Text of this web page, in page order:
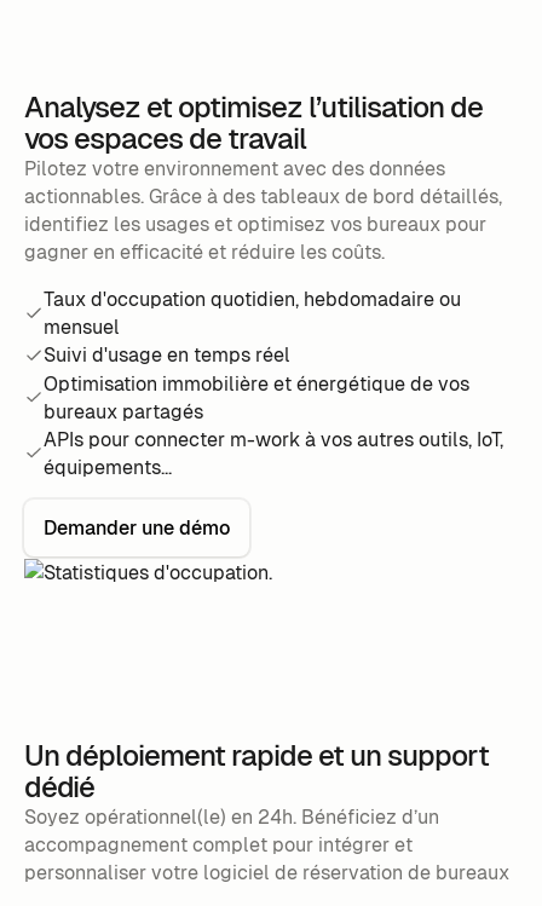
Analysez et optimisez l’utilisation de
vos espaces de travail
Pilotez votre environnement avec des données
actionnables. Grâce à des tableaux de bord détaillés,
identifiez les usages et optimisez vos bureaux pour
gagner en efficacité et réduire les coûts.
Taux d'occupation quotidien, hebdomadaire ou
mensuel
Suivi d'usage en temps réel
Optimisation immobilière et énergétique de vos
bureaux partagés
APIs pour connecter m-work à vos autres outils, IoT,
équipements...
Demander une démo
Un déploiement rapide et un support
dédié
Soyez opérationnel(le) en 24h. Bénéficiez d’un
accompagnement complet pour intégrer et
personnaliser votre logiciel de réservation de bureaux